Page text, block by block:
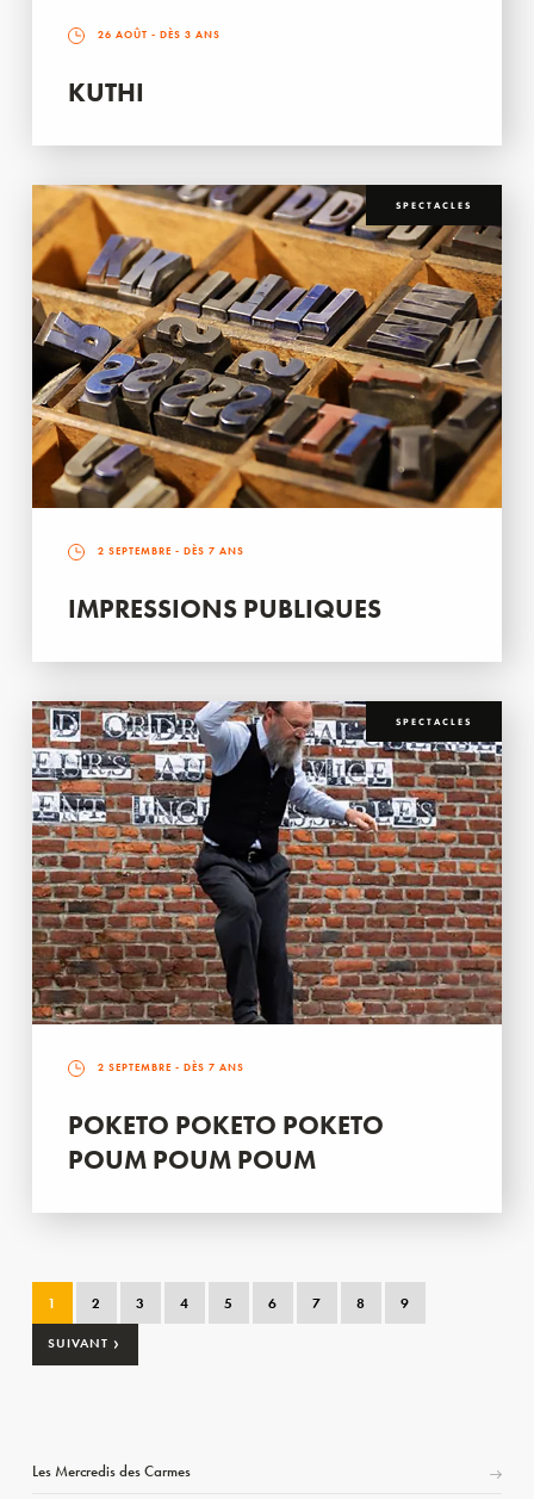
26 AOÛT - DÈS 3 ANS
KUTHI
SPECTACLES
2 SEPTEMBRE - DÈS 7 ANS
IMPRESSIONS PUBLIQUES
SPECTACLES
2 SEPTEMBRE - DÈS 7 ANS
POKETO POKETO POKETO
POUM POUM POUM
1 2 3 4 5 6 7 8 9
SUIVANT ›
Les Mercredis des Carmes